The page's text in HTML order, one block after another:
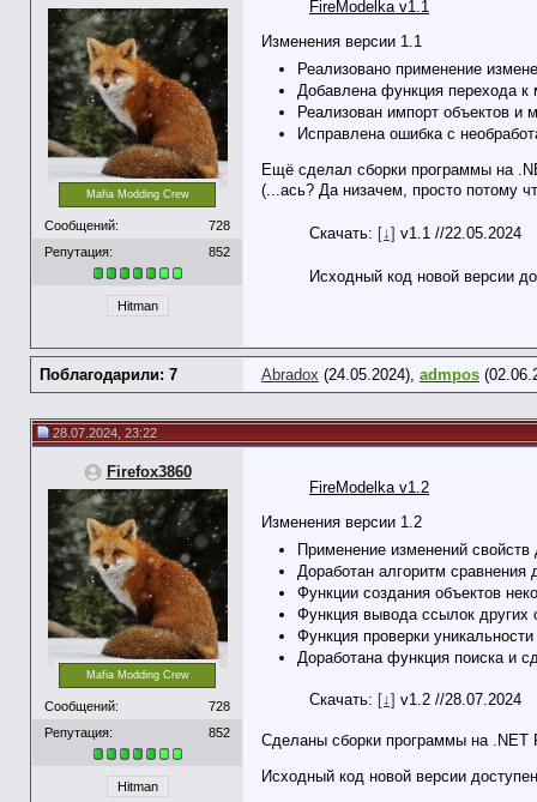
Mafia Modding Crew
Сообщений:
728
Репутация:
852
Hitman
FireModelka v1.1
Изменения версии 1.1
Реализовано применение
Добавлена функция перехода
Реализован импорт объектов и
Исправлена ошибка с
Ещё сделал сборки программы на
(...ась? Да низачем, просто потому
Скачать: [↓] v1.1 //22.05.2024
Исходный код новой версии
Поблагодарили: 7 Abradox (24.05.2024), admpos
28.07.2024, 23:22
Firefox3860
Mafia Modding Crew
Сообщений:
728
Репутация:
852
Hitman
FireModelka v1.2
Изменения версии 1.2
Применение изменений
Доработан алгоритм
Функции создания объектов
Функция вывода ссылок других
Функция проверки
Доработана функция поиска и
Скачать: [↓] v1.2 //28.07.2024
Сделаны сборки программы на .NET
Исходный код новой версии